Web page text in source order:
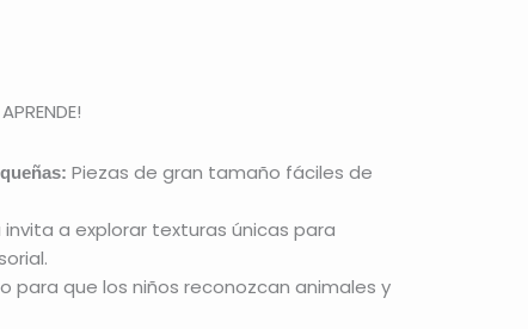
Piezas de gran tamaño fáciles de
a explorar texturas únicas para
para que los niños reconozcan animales y